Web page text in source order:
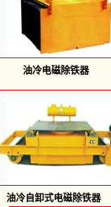
油冷电磁除铁器
油冷自卸式电磁除铁器